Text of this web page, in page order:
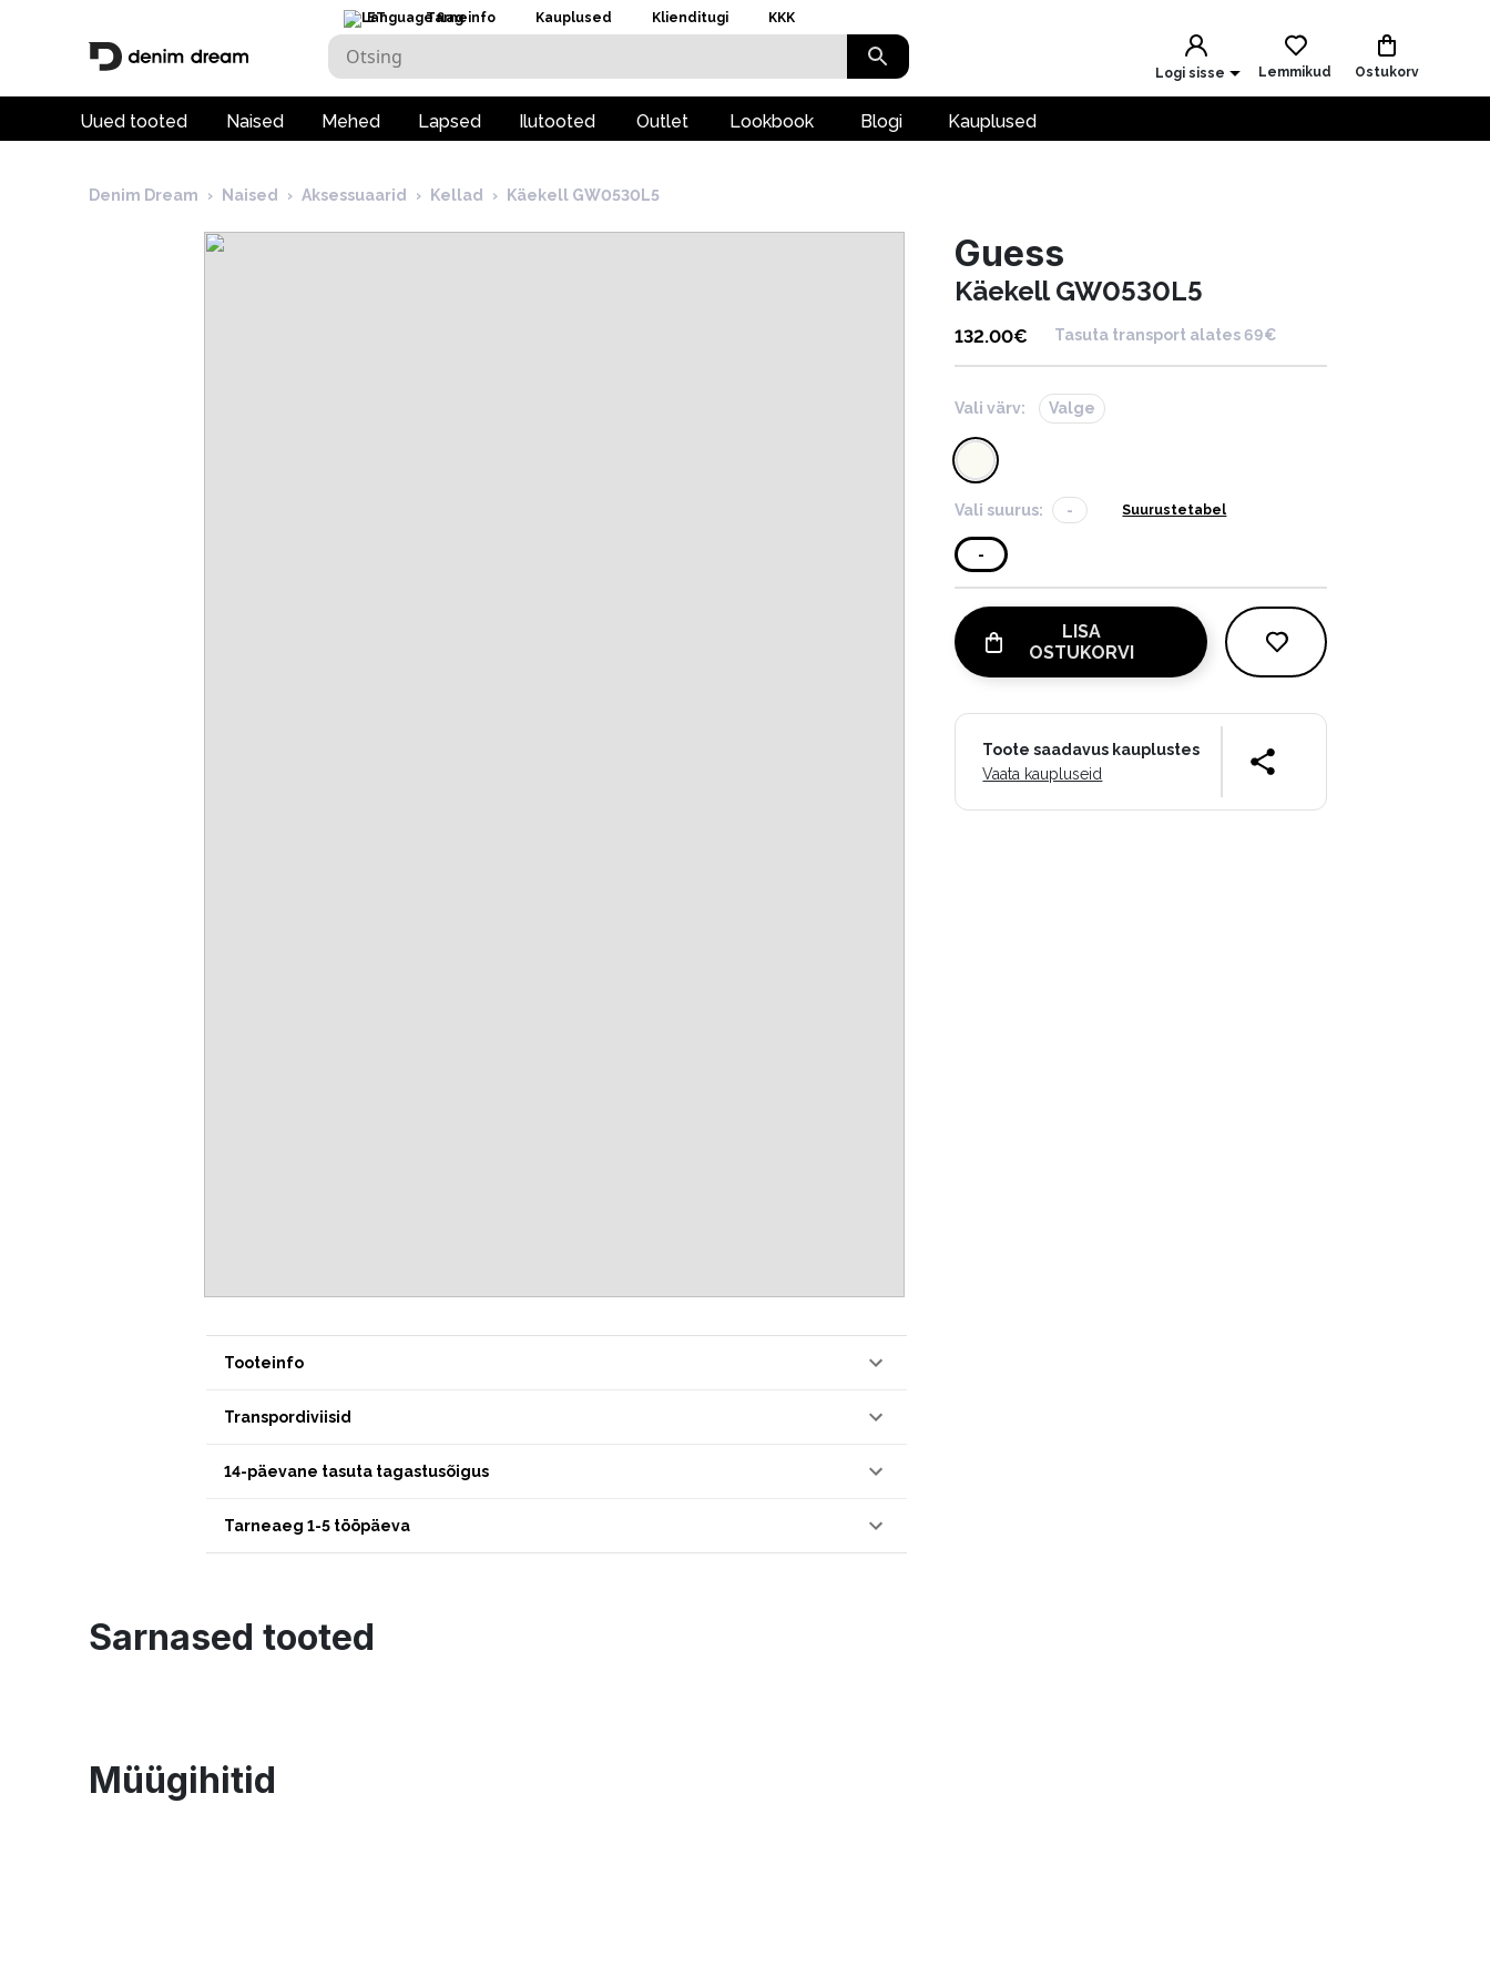
ET Tarneinfo Kauplused Klienditugi KKK
Logi sisse Lemmikud Ostukorv
Uued tooted Naised Mehed Lapsed Ilutooted Outlet Lookbook Blogi Kauplused
Denim Dream › Naised › Aksessuaarid › Kellad › Käekell GW0530L5
Tooteinfo
Transpordiviisid
14-päevane tasuta tagastusõigus
Tarneaeg 1-5 tööpäeva
Guess
Käekell GW0530L5
132.00€ Tasuta transport alates 69€
Vali värv: Valge
Vali suurus: - Suurustetabel
-
LISA
OSTUKORVI
Toote saadavus kauplustes
Vaata kaupluseid
Sarnased tooted
Müügihitid